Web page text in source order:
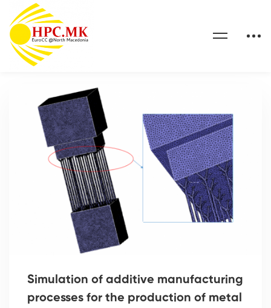
Simulation of additive manufacturing
processes for the production of metal